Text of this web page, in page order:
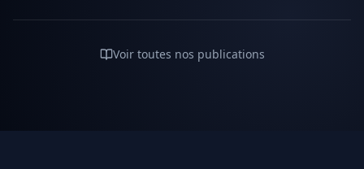
Voir toutes nos publications